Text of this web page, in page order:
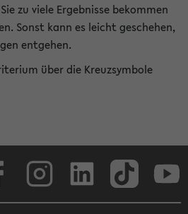
zu viele Ergebnisse bekommen
Sonst kann es leicht geschehen,
entgehen.
über die Kreuzsymbole